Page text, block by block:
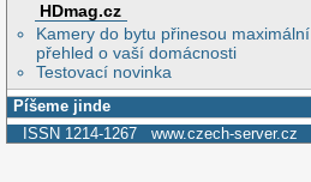
HDmag.cz
Kamery do bytu přinesou maximální
přehled o vaší domácnosti
Testovací novinka
Píšeme jinde
ISSN 1214-1267 www.czech-server.cz